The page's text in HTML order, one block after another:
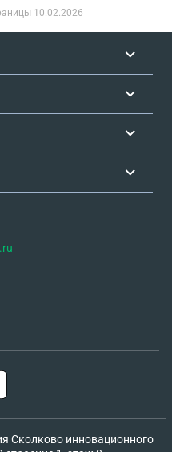
10.02.2026
Сколково инновационного